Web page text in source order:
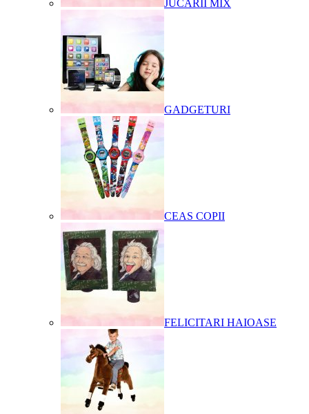
JUCARII MIX
GADGETURI
CEAS COPII
FELICITARI HAIOASE